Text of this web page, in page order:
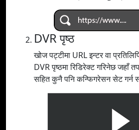
DVR पृष्ठ
खोज पट्टीमा URL इन्टर वा
DVR पृष्ठमा रिडिरेक्ट गरिनेछ जहाँ
सहित कुनै पनि कन्फिगरेसन सेट गर्न